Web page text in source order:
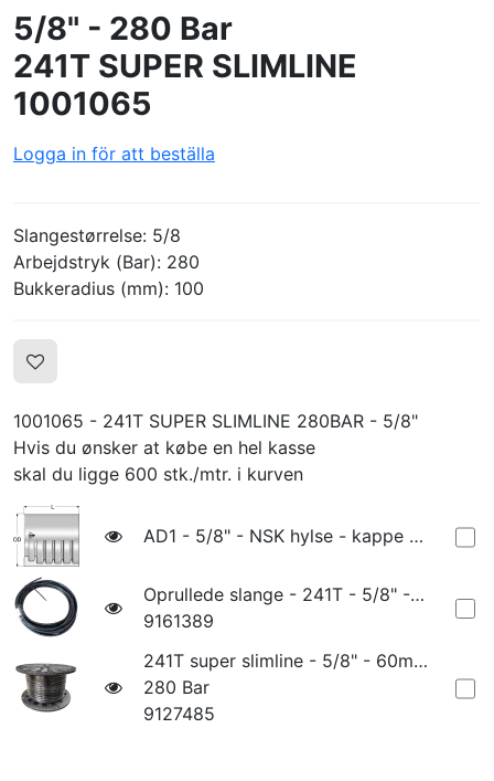
5/8" - 280 Bar
241T SUPER SLIMLINE
1001065
Logga in för att beställa
Slangestørrelse: 5/8
Arbejdstryk (Bar): 280
Bukkeradius (mm): 100
1001065 - 241T SUPER SLIMLINE 280BAR - 5/8"
Hvis du ønsker at købe en hel kasse
skal du ligge 600 stk./mtr. i kurven
AD1 - 5/8" - NSK hylse - kappe - AD1-10 - 1227983
Oprullede slange - 241T - 5/8" - 30m
9161389
241T super slimline - 5/8" - 60m - 241T-10
280 Bar
9127485